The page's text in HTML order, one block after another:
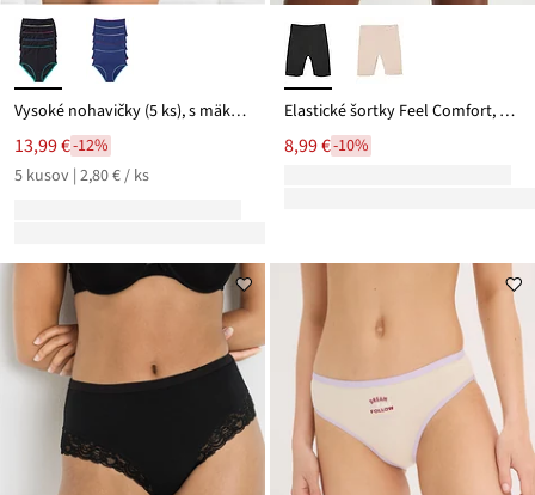
Vysoké nohavičky (5 ks), s mäkkou bavlnou
13,99 €-12%
5 kusov | 2,80 € / ks
Elastické šortky Feel Comfort, Lasercut
8,99 €-10%